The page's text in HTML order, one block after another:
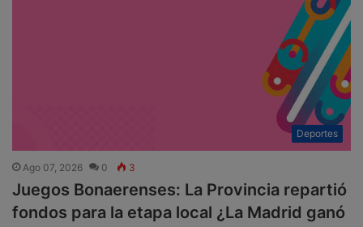
Deportes
Ago 07, 2026 0 3
Juegos Bonaerenses: La Provincia repartió
fondos para la etapa local ¿La Madrid ganó